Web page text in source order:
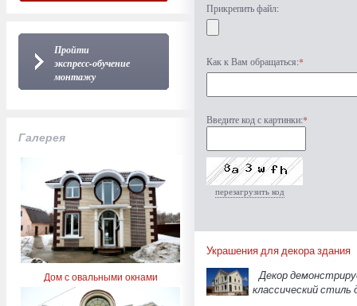
Пройти
экспресс-обучение
монтажу
Галерея
Дом с овальными окнами
Прикрепить файл:
Как к Вам обращаться:*
Введите код с картинки:*
перезагрузить код
Украшения для декора здания
Декор
классический стиль